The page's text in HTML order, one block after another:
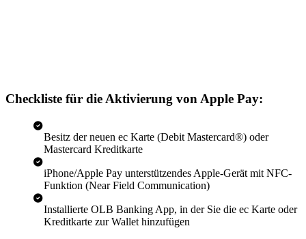
Checkliste für die Aktivierung von Apple Pay:
Besitz der neuen ec Karte (Debit Mastercard®) oder
Mastercard Kreditkarte
iPhone/Apple Pay unterstützendes Apple-Gerät mit NFC-
Funktion (Near Field Communication)
Installierte OLB Banking App, in der Sie die ec Karte oder
Kreditkarte zur Wallet hinzufügen